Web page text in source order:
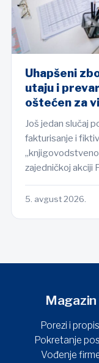
Uhapšeni
utaju i
oštećen za
Još jedan slučaj
fakturisanje i
zajedničkoj akciji
5. avgust 2026.
Magazin
Porezi i
Pokretanje
Vođenje